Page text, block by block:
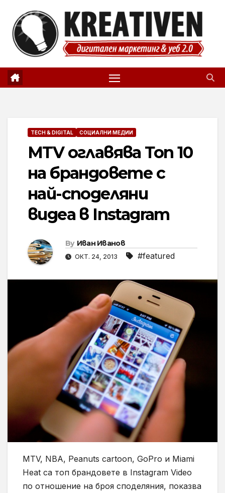
content
TECH & DIGITAL СОЦИАЛНИ МЕДИИ
MTV оглавява Топ 10
на брандовете с
най-споделяни
видеа в Instagram
By Иван Иванов
ОКТ. 24, 2013 #featured
MTV, NBA, Peanuts cartoon, GoPro и Miami
Heat са топ брандовете в Instagram Video
по отношение на броя споделяния, показва